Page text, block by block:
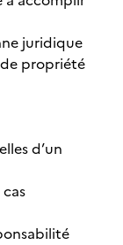
juridique
propriété
d’un